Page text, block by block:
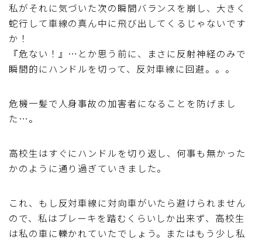
ブルべレポート2023
ブルベレポート2022
ブルベレポート2020
ブルベレポート2019
ブルベレポート2017
私がそれに気づいた次の瞬間バランスを崩し、大きく
蛇行して車線の真ん中に飛び出してくるじゃないです
か！
『危ない！』…とか思う前に、まさに反射神経のみで
瞬間的にハンドルを切って、反対車線に回避。。。
危機一髪で人身事故の加害者になることを防げまし
た…。
高校生はすぐにハンドルを切り返し、何事も無かった
かのように通り過ぎていきました。
これ、もし反対車線に対向車がいたら避けられません
ので、私はブレーキを踏むくらいしか出来ず、高校生
は私の車に轢かれていたでしょう。またはもう少し私